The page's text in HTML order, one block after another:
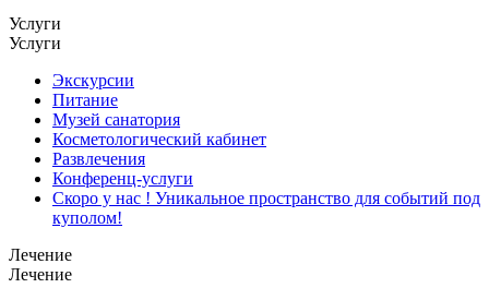
Услуги
Услуги
Экскурсии
Питание
Музей санатория
Косметологический кабинет
Развлечения
Конференц-услуги
Скоро у нас ! Уникальное пространство для событий под
куполом!
Лечение
Лечение